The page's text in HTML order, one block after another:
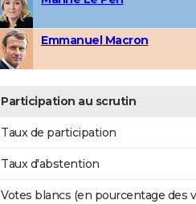
Emmanuel Macron
Participation au scrutin
Taux de participation
Taux d'abstention
Votes blancs (en pourcentage des